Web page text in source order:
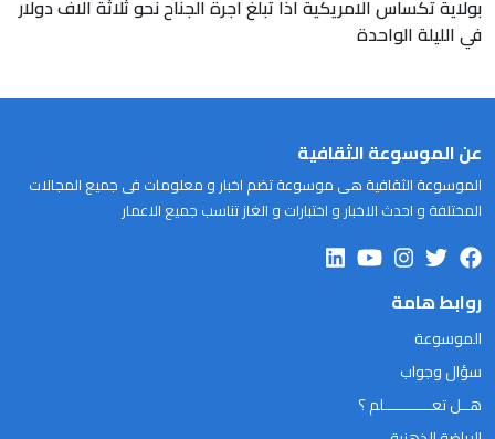
بولاية تكساس الامريكية اذا تبلغ اجرة الجناح نحو ثلاثة الاف دولار
في الليلة الواحدة
عن الموسوعة الثقافية
الموسوعة الثقافية هى موسوعة تضم اخبار و معلومات فى جميع المجالات
المختلفة و احدث الاخبار و اختبارات و الغاز تناسب جميع الاعمار
روابط هامة
الموسوعة
سؤال وجواب
هــل تعـــــــــــلم ؟